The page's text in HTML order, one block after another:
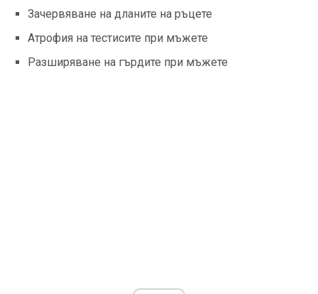
Зачервяване на дланите на ръцете
Атрофия на тестисите при мъжете
Разширяване на гърдите при мъжете